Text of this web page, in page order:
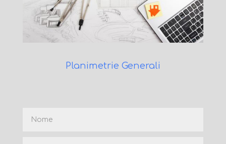
Planimetrie Generali